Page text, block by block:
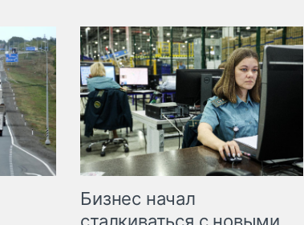
Бизнес начал
сталкиваться с новыми